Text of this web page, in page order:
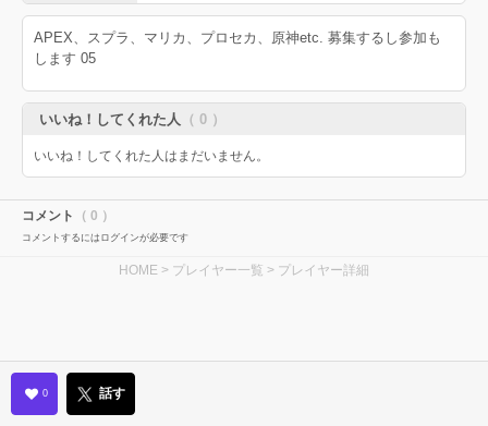
APEX、スプラ、マリカ、プロセカ、原神etc. 募集するし参加も
します 05
いいね！してくれた人 （ 0 ）
いいね！してくれた人はまだいません。
コメント （ 0 ）
コメントするにはログインが必要です
HOME > プレイヤー一覧 > プレイヤー詳細
0 話す